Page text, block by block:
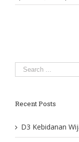
Recent Posts
D3 Kebidanan